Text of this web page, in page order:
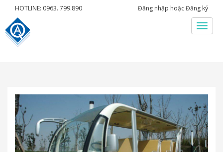
HOTLINE: 0963. 799.890 Đăng nhập hoặcĐăng ký
Menu